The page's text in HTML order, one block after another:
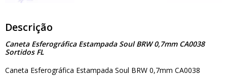
Descrição
Caneta Esferográfica Estampada Soul BRW 0,7mm CA0038
Sortidos FL
Caneta Esferográfica Estampada Soul BRW 0,7mm CA0038